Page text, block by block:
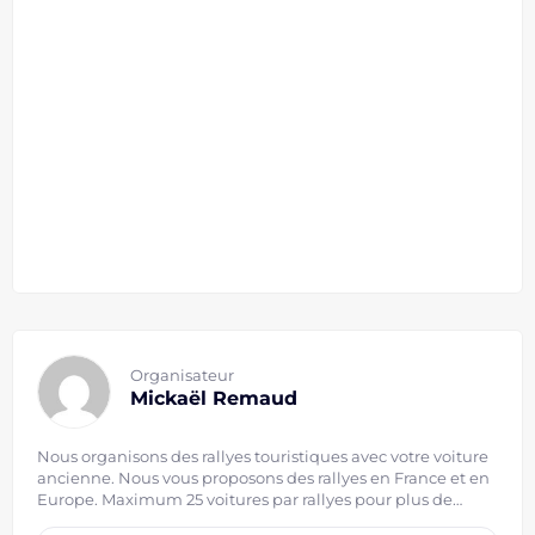
Organisateur
Mickaël Remaud
Nous organisons des rallyes touristiques avec votre voiture
ancienne. Nous vous proposons des rallyes en France et en
Europe. Maximum 25 voitures par rallyes pour plus de